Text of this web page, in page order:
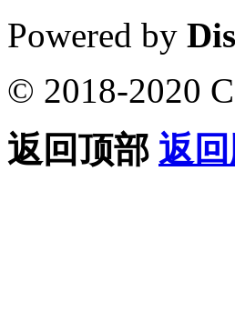
Powered by
© 2018-2020
返回顶部 返